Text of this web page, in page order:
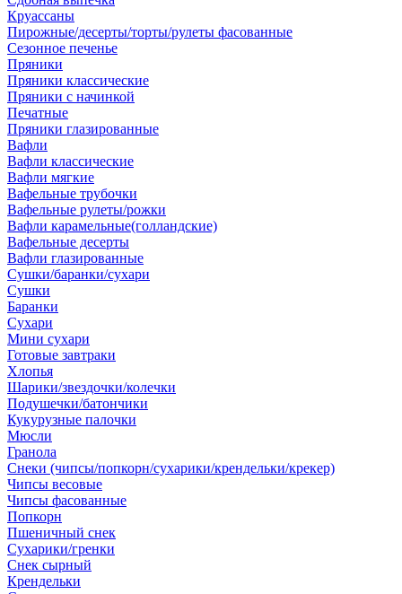
Круассаны
Пирожные/десерты/торты/рулеты фасованные
Сезонное печенье
Пряники
Пряники классические
Пряники с начинкой
Печатные
Пряники глазированные
Вафли
Вафли классические
Вафли мягкие
Вафельные трубочки
Вафельные рулеты/рожки
Вафли карамельные(голландские)
Вафельные десерты
Вафли глазированные
Сушки/баранки/сухари
Сушки
Баранки
Сухари
Мини сухари
Готовые завтраки
Хлопья
Шарики/звездочки/колечки
Подушечки/батончики
Кукурузные палочки
Мюсли
Гранола
Снеки (чипсы/попкорн/сухарики/крендельки/крекер)
Чипсы весовые
Чипсы фасованные
Попкорн
Пшеничный снек
Сухарики/гренки
Снек сырный
Крендельки